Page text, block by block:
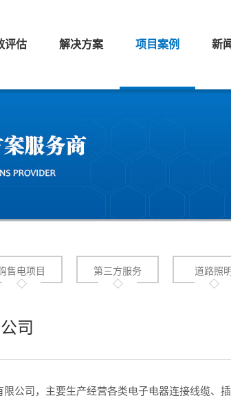
评估 解决方案 项目案例 新
售电项目 第三方服务 道路照明
司
公司，主要生产经营各类电子电器连接线缆、